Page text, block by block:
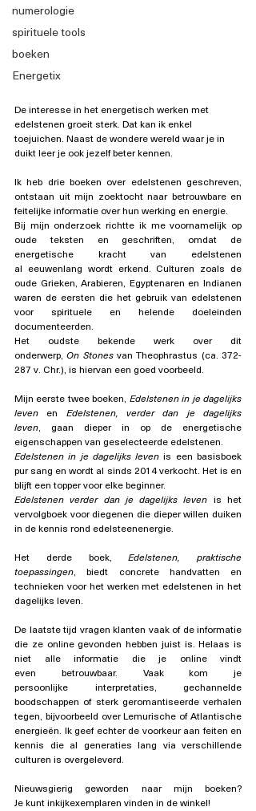
numerologie
spirituele tools
boeken
Energetix
De interesse in het energetisch werken met
edelstenen groeit sterk. Dat kan ik enkel
toejuichen. Naast de wondere wereld waar je in
duikt leer je ook jezelf beter kennen.
Ik heb drie boeken over edelstenen geschreven,
ontstaan uit mijn zoektocht naar betrouwbare en
feitelijke informatie over hun werking en energie.
Bij mijn onderzoek richtte ik me voornamelijk op
oude teksten en geschriften, omdat de
energetische kracht van edelstenen
al eeuwenlang wordt erkend. Culturen zoals de
oude Grieken, Arabieren, Egyptenaren en Indianen
waren de eersten die het gebruik van edelstenen
voor spirituele en helende doeleinden
documenteerden.
Het oudste bekende werk over dit
onderwerp, On Stones van Theophrastus (ca. 372-
287 v. Chr.), is hiervan een goed voorbeeld.
Mijn eerste twee boeken, Edelstenen in je dagelijks
leven en Edelstenen, verder dan je dagelijks
leven, gaan dieper in op de energetische
eigenschappen van geselecteerde edelstenen.
Edelstenen in je dagelijks leven is een basisboek
pur sang en wordt al sinds 2014 verkocht. Het is en
blijft een topper voor elke beginner.
Edelstenen verder dan je dagelijks leven is het
vervolgboek voor diegenen die dieper willen duiken
in de kennis rond edelsteenenergie.
Het derde boek, Edelstenen, praktische
toepassingen, biedt concrete handvatten en
technieken voor het werken met edelstenen in het
dagelijks leven.
De laatste tijd vragen klanten vaak of de informatie
die ze online gevonden hebben juist is. Helaas is
niet alle informatie die je online vindt
even betrouwbaar. Vaak kom je
persoonlijke interpretaties, gechannelde
boodschappen of sterk geromantiseerde verhalen
tegen, bijvoorbeeld over Lemurische of Atlantische
energieën. Ik geef echter de voorkeur aan feiten en
kennis die al generaties lang via verschillende
culturen is overgeleverd.
Nieuwsgierig geworden naar mijn boeken?
Je kunt inkijkexemplaren vinden in de winkel!